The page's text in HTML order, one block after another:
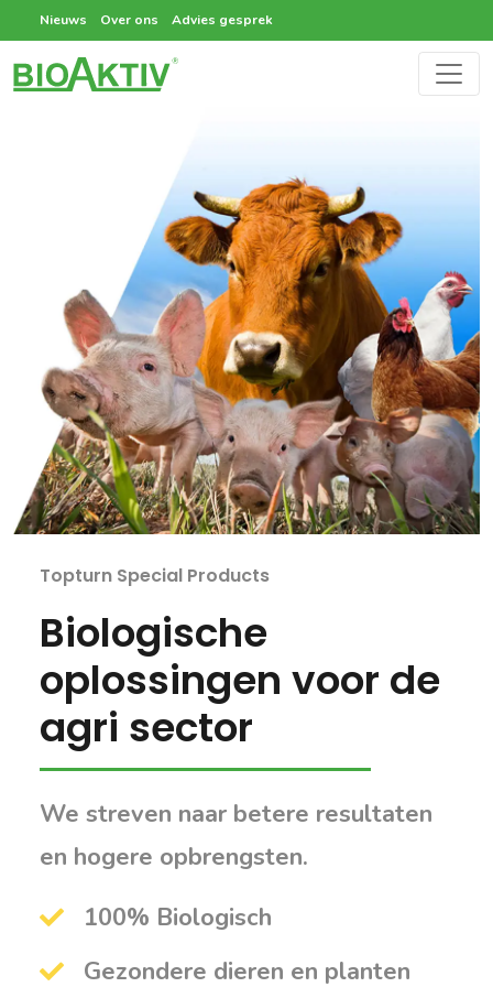
Nieuws Over ons Advies gesprek
Topturn Special Products
Biologische
oplossingen voor de
agri sector
We streven naar betere resultaten
en hogere opbrengsten.
100% Biologisch
Gezondere dieren en planten